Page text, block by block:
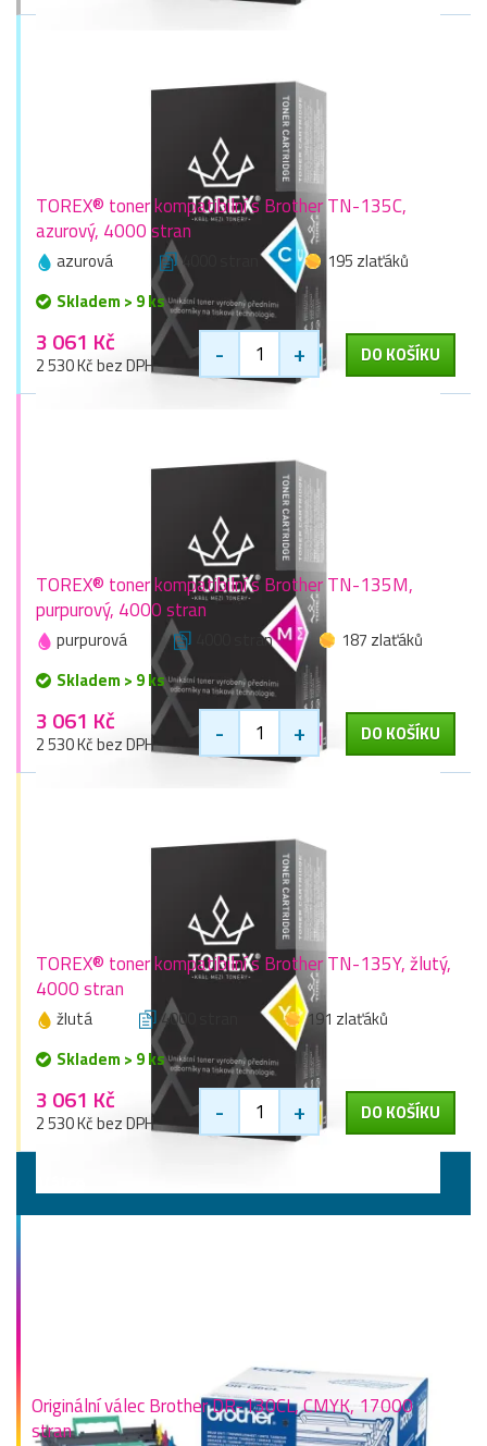
TOREX® toner kompatibilní s Brother TN-135C,
azurový, 4000 stran
azurová 4000 stran
195 zlaťáků
Skladem > 9 ks
3 061 Kč
2 530 Kč bez DPH - + DO KOŠÍKU
TOREX® toner kompatibilní s Brother TN-135M,
purpurový, 4000 stran
purpurová 4000 stran
187 zlaťáků
Skladem > 9 ks
3 061 Kč
2 530 Kč bez DPH - + DO KOŠÍKU
TOREX® toner kompatibilní s Brother TN-135Y, žlutý,
4000 stran
žlutá 4000 stran
191 zlaťáků
Skladem > 9 ks
3 061 Kč
2 530 Kč bez DPH - + DO KOŠÍKU
Originální válec Brother DR-130CL, CMYK, 17000
stran